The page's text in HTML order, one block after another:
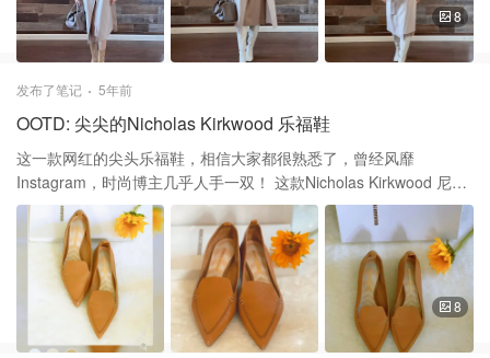
都可以！原价$990，最近打折到手$646 非常划算，平时这个牌子打
折都很少。 这件羊毛羊绒的大衣，上面写着零下5度都可以穿呢！
关于品牌： Eran Elfassy受兄弟的皮革专业知识启发，于1999年在
加拿大蒙特利尔创立了Mackage。 两年后，他们与设计师Elisa
身定制的羊毛大衣和羽绒大衣等各种产品。 该品牌的高性能装备设
计既舒适又温暖，还可以在冰冻温度下保暖！ 谢谢大家的喜欢和支
持❤️❤️ 大衣Mackage 裙子Club Monaco 摩纳哥会馆 鞋子Zara 包包
Hermes 爱马仕
8
发布了笔记 5年前
OOTD: 尖尖的Nicholas Kirkwood 乐福鞋
这一款网红的尖头乐福鞋，相信大家都很熟悉了，曾经风靡
Instagram，时尚博主几乎人手一双！ 这款Nicholas Kirkwood 尼可
拉斯·科克伍德 的尖头鞋购买于Saks Fifth Avenue 百貨公司，当时
买$400减100的活动买的，到手$400左右，挑了经典百搭的颜色，
其他的款有打折，但是经典色就比较少打折了。 品牌介绍 尼古拉斯·
柯克伍德（Nicholas Kirkwood）是这一代全球知名的鞋履设计师之
一。 他毕业后感觉到非凡品质的个性鞋市场的空白，于2005年推出
了他的同名品牌。此后，他继续赢得了赞誉。 英国时尚大奖，鞋类
新闻以及BFC / Vogue基金会奖。 被誉为“鞋履界的米开朗琪罗”的
8